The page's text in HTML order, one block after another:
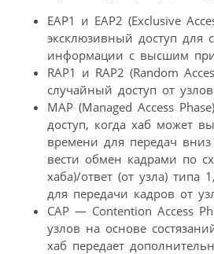
ЕАР1 и ЕАР2 (Exclusive
эксклюзивный доступ для
информации с высшим
RAP1 и RAP2 (Random
случайный доступ от
МАР (Managed Access
доступ, когда хаб может
времени для передач
вести обмен кадрами по
хаба)/ответ (от узла) типа
для передачи кадров от
CAP — Contention Access
узлов на основе
хаб передает